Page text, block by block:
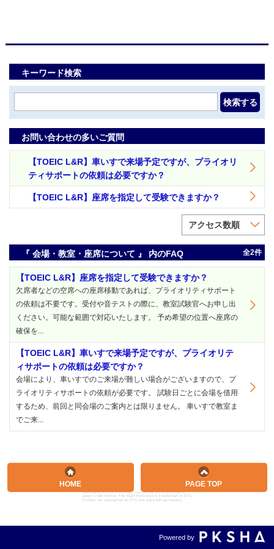
キーワード検索
検索する
お問い合わせの多いご質問
【TOEIC L&R】車いすで来場予定ですが、プライオリ
ティサポートの依頼は必要ですか？
【TOEIC L&R】座席を指定して受験できますか？
アクセス数順
『 会場・教室・座席について 』 内のFAQ 全2件
【TOEIC L&R】座席を指定して受験できますか？
欠席者などの空席への座席移動であれば、プライオリティサポート
の依頼は不要です。受付や音テストの際に、教室試験官へお申し出
ください。可能な範囲で対応いたします。 予め希望の位置へ座席の
確保を...
【TOEIC L&R】車いすで来場予定ですが、プライオリテ
ィサポートの依頼は必要ですか？
会場により、車いすでのご来場が難しい場合がございますので、プ
ライオリティサポートの依頼が必要です。 試験日ごとに会場を借用
するため、前回と同会場のご案内とは限りません。 車いすで教室ま
でご来...
trademarks of ETS, Princeton, New Jersey, USA, and used in
Japan under license. The Eight-Point logo is a trademark of ETS.
Portions are copyrighted by ETS and used with permission.
Powered by
HOME PAGE TOP